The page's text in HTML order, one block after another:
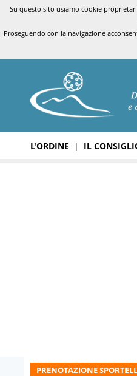
Su questo sito usiamo cookie
Proseguendo con la navigazione
L'ORDINE | IL
PRENOTAZIONE